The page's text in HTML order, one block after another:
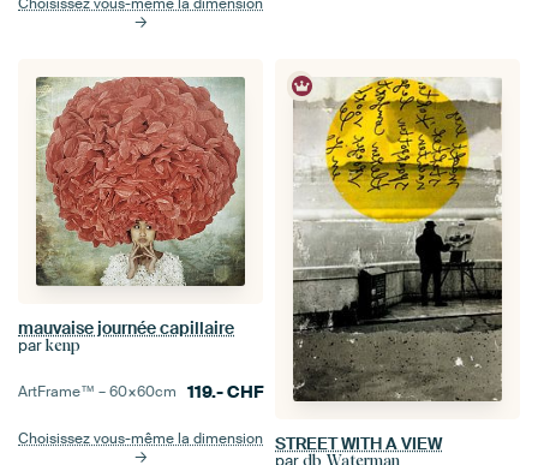
Choisissez vous-même la dimension
mauvaise journée capillaire
par kenp
ArtFrame™ –60×60cm 119.-CHF
Choisissez vous-même la dimension STREET WITH A VIEW
db Waterman